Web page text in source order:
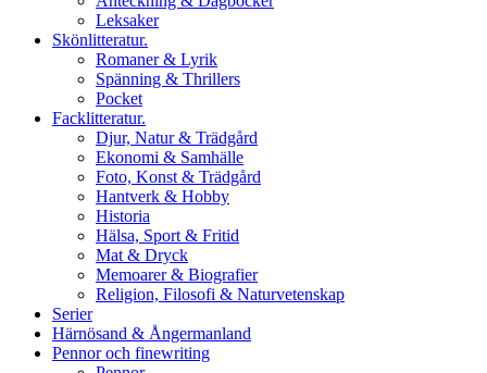
Leksaker
Skönlitteratur.
Romaner & Lyrik
Spänning & Thrillers
Pocket
Facklitteratur.
Djur, Natur & Trädgård
Ekonomi & Samhälle
Foto, Konst & Trädgård
Hantverk & Hobby
Historia
Hälsa, Sport & Fritid
Mat & Dryck
Memoarer & Biografier
Religion, Filosofi & Naturvetenskap
Serier
Härnösand & Ångermanland
Pennor och finewriting